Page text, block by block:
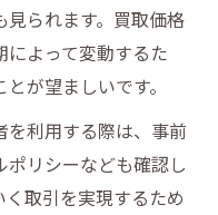
られます。買取価格
よって変動するた
が望ましいです。
を利用する際は、事前
リシーなども確認し
取引を実現するため